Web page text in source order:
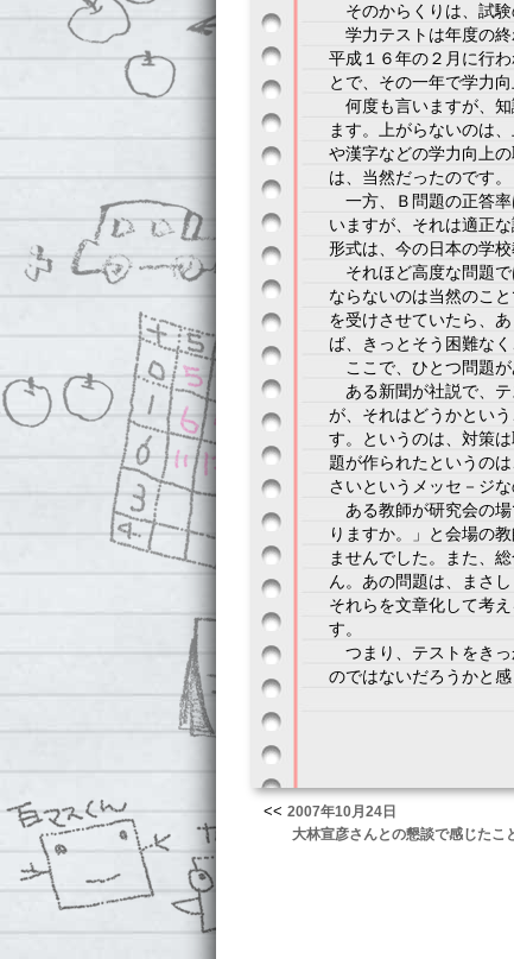
そのからくりは、試験
学力テストは年度の終
平成１６年の２月に行
とで、その一年で学力
何度も言いますが、知
ます。上がらないのは
や漢字などの学力向上
は、当然だったのです。
一方、Ｂ問題の正答率
いますが、それは適正
形式は、今の日本の学
それほど高度な問題で
ならないのは当然のこ
を受けさせていたら、
ば、きっとそう困難な
ここで、ひとつ問題が
ある新聞が社説で、テ
が、それはどうかとい
す。というのは、対策
題が作られたというの
さいというメッセ－ジな
ある教師が研究会の場
りますか。」と会場の
ませんでした。また、
ん。あの問題は、まさ
それらを文章化して考
す。
つまり、テストをきっ
のではないだろうかと感
<< 2007年10月24日
大林宣彦さんとの懇談で感じたこ